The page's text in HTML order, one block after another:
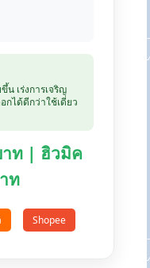
เร่งการเจริญ
กได้ดีกว่าใช้เดี่ยว
าท | ฮิวมิค
ท
Shopee